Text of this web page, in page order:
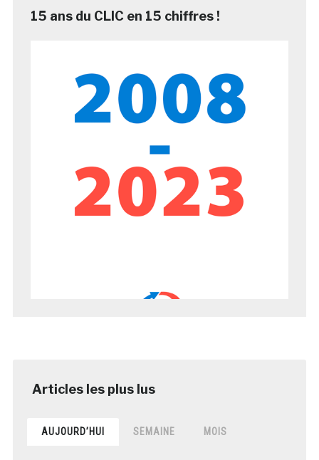
15 ans du CLIC en 15 chiffres !
AUJOURD’HUI SEMAINE MOIS